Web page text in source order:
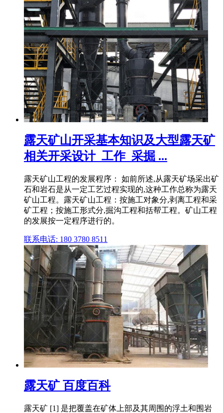
露天矿山开采基本知识及大型露天矿
相关开采设计_工作_采掘 ...
露天矿山工程的发展程序： 如前所述,从露天矿场采出矿
石和岩石是从一定工艺过程实现的,这种工作总称为露天
矿山工程。露天矿山工程：按施工对象分,剥离工程和采
矿工程；按施工形式分,掘沟工程和括帮工程。矿山工程
的发展按一定程序进行的。
联系电话: 180 3780 8511
露天矿 百度百科
露天矿 [1] 是把覆盖在矿体上部及其周围的浮土和围岩